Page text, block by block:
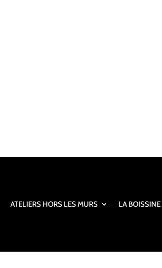
ATELIERS HORS LES MURS LA BOISSINE